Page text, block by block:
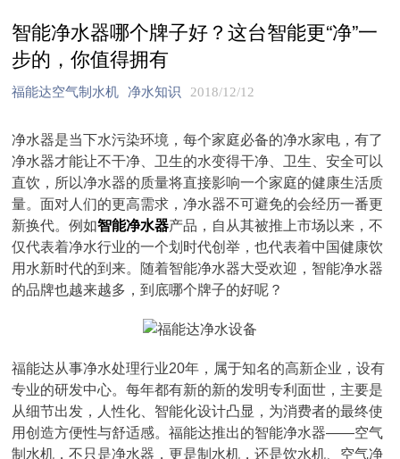
智能净水器哪个牌子好？这台智能更“净”一
步的，你值得拥有
福能达空气制水机 净水知识 2018/12/12
净水器是当下水污染环境，每个家庭必备的净水家电，有了
净水器才能让不干净、卫生的水变得干净、卫生、安全可以
直饮，所以净水器的质量将直接影响一个家庭的健康生活质
量。面对人们的更高需求，净水器不可避免的会经历一番更
新换代。例如智能净水器产品，自从其被推上市场以来，不
仅代表着净水行业的一个划时代创举，也代表着中国健康饮
用水新时代的到来。随着智能净水器大受欢迎，智能净水器
的品牌也越来越多，到底哪个牌子的好呢？
福能达从事净水处理行业20年，属于知名的高新企业，设有
专业的研发中心。每年都有新的新的发明专利面世，主要是
从细节出发，人性化、智能化设计凸显，为消费者的最终使
用创造方便性与舒适感。福能达推出的智能净水器——空气
制水机，不只是净水器，更是制水机，还是饮水机、空气净